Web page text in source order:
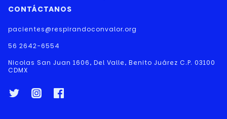
CONTÁCTANOS
pacientes@respirandoconvalor.org
56 2642-6554
Nicolas San Juan 1606, Del Valle, Benito Juárez C.P. 03100
CDMX